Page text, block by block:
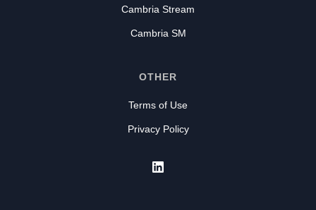
Cambria Stream
Cambria SM
OTHER
Terms of Use
Privacy Policy